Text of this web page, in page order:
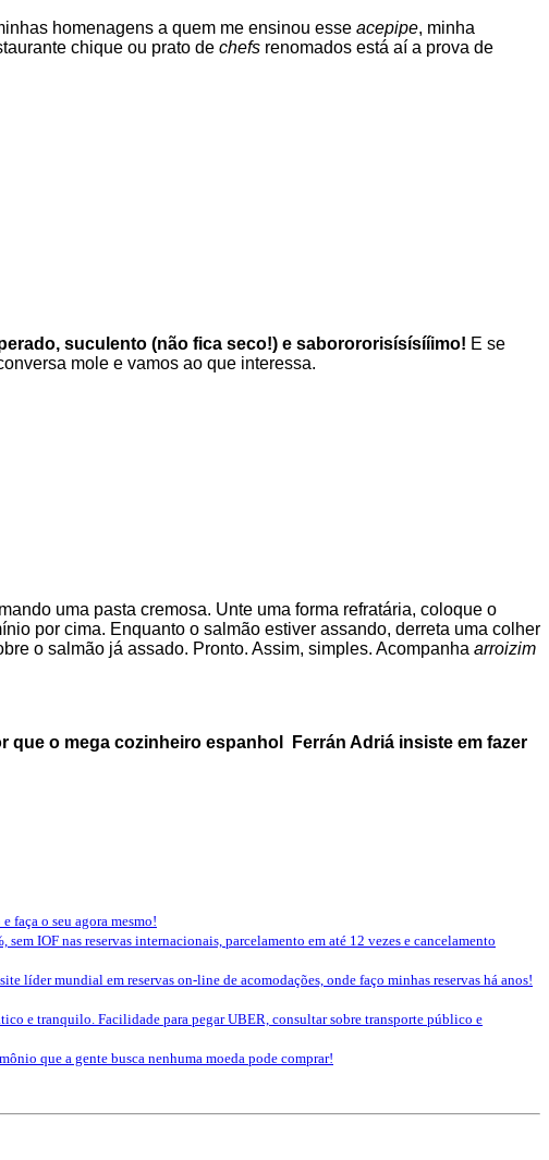
homenagens a quem me ensinou esse acepipe, minha
chique ou prato de chefs renomados está aí a prova de
suculento (não fica seco!) e saborororisísísííimo! E se
mole e vamos ao que interessa.
uma pasta cremosa. Unte uma forma refratária, coloque o
por cima. Enquanto o salmão estiver assando, derreta uma colher
o salmão já assado. Pronto. Assim, simples. Acompanha arroizim
que o mega cozinheiro espanhol Ferrán Adriá insiste em fazer
faça o seu agora mesmo!
IOF nas reservas internacionais, parcelamento em até 12 vezes e cancelamento
líder mundial em reservas on-line de acomodações, onde faço minhas reservas há anos!
e tranquilo. Facilidade para pegar UBER, consultar sobre transporte público e
que a gente busca nenhuma moeda pode comprar!